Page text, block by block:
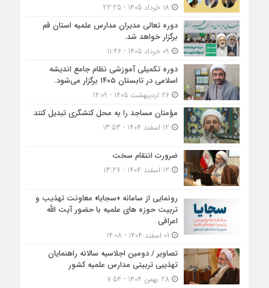
دوره تعالی مدیران مدارس علمیه استان قم
برگزار خواهد شد.
دوره تکمیلی آموزشی نظام جامع اندیشه
اسلامی در تابستان ۱۴۰۵ برگزار می‌شود.
26 اردیبهشت 1405 - 14:09
مؤمنان مساجد را به محل کنشگری تبدیل کنند
ضرورت انتقام سخت
رونمایی از سامانه «سجایا» معاونت تهذیب و
تربیت حوزه‌ های علمیه با حضور آیت الله
اعرافی
تصاویر / دومین اجلاسیه سالانه راهنمایان
تهذیبی تربیتی مدارس علمیه کشور